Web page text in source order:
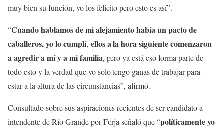
muy bien su función, yo los felicito pero esto es así”.
“Cuando hablamos de mi alejamiento había un pacto de
caballeros, yo lo cumplí, ellos a la hora siguiente comenzaron
a agredir a mí y a mi familia, pero ya está eso forma parte de
todo esto y la verdad que yo solo tengo ganas de trabajar para
estar a la altura de las circunstancias”, afirmó.
Consultado sobre sus aspiraciones recientes de ser candidato a
intendente de Río Grande por Forja señaló que “políticamente yo